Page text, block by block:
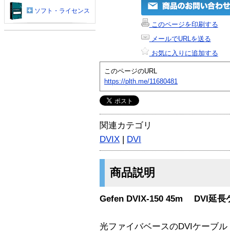
このページを印刷する
メールでURLを送る
お気に入りに追加する
このページのURL
https://plth.me/11680481
関連カテゴリ
DVIX | DVI
商品説明
Gefen DVIX-150 45m DVI延長
光ファイバベースのDVIケーブ
ソフト・ライセンス